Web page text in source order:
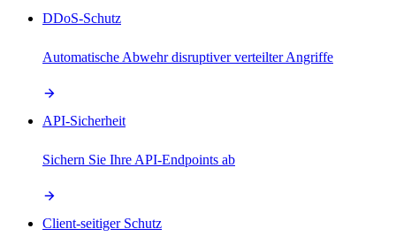
DDoS-Schutz
Automatische Abwehr disruptiver verteilter Angriffe
API-Sicherheit
Sichern Sie Ihre API-Endpoints ab
Client-seitiger Schutz